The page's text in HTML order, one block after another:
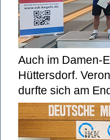
Auch im Damen-
Hüttersdorf.
durfte sich am